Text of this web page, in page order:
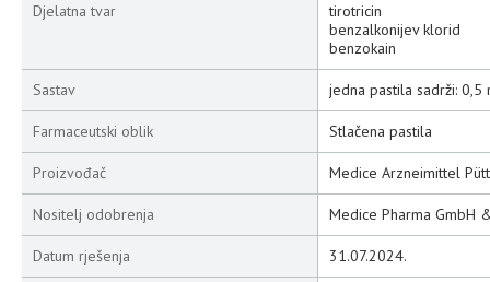
Djelatna tvar
tirotricin
benzalkonijev klorid
benzokain
Sastav jedna pastila sadrži:
Farmaceutski oblik Stlačena pastila
Proizvođač Medice Arzneimittel
Nositelj odobrenja Medice Pharma GmbH
Datum rješenja 31.07.2024.